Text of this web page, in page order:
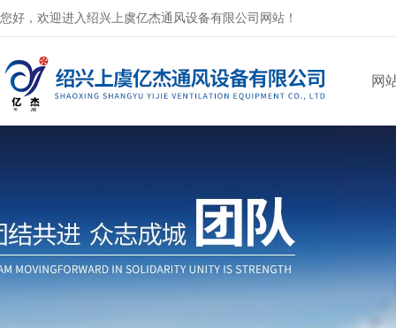
您好，欢迎进入绍兴上虞亿杰通风设备有限公司网站！
网